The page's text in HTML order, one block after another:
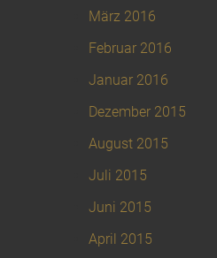
März 2016
Februar 2016
Januar 2016
Dezember 2015
August 2015
Juli 2015
Juni 2015
April 2015